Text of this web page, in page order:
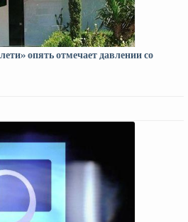
опять отмечает давлении со